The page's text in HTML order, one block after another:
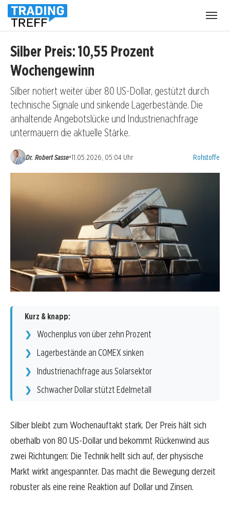
Silber Preis: 10,55 Prozent
Wochengewinn
Silber notiert weiter über 80 US-Dollar, gestützt durch
technische Signale und sinkende Lagerbestände. Die
anhaltende Angebotslücke und Industrienachfrage
untermauern die aktuelle Stärke.
Dr. Robert Sasse•11.05.2026, 05:04 Uhr Kategorien:
Rohstoffe
Kurz & knapp:
Wochenplus von über zehn Prozent
Lagerbestände an COMEX sinken
Industrienachfrage aus Solarsektor
Schwacher Dollar stützt Edelmetall
Silber bleibt zum Wochenauftakt stark. Der Preis hält sich
oberhalb von 80 US-Dollar und bekommt Rückenwind aus
zwei Richtungen: Die Technik hellt sich auf, der physische
Markt wirkt angespannter. Das macht die Bewegung derzeit
robuster als eine reine Reaktion auf Dollar und Zinsen.